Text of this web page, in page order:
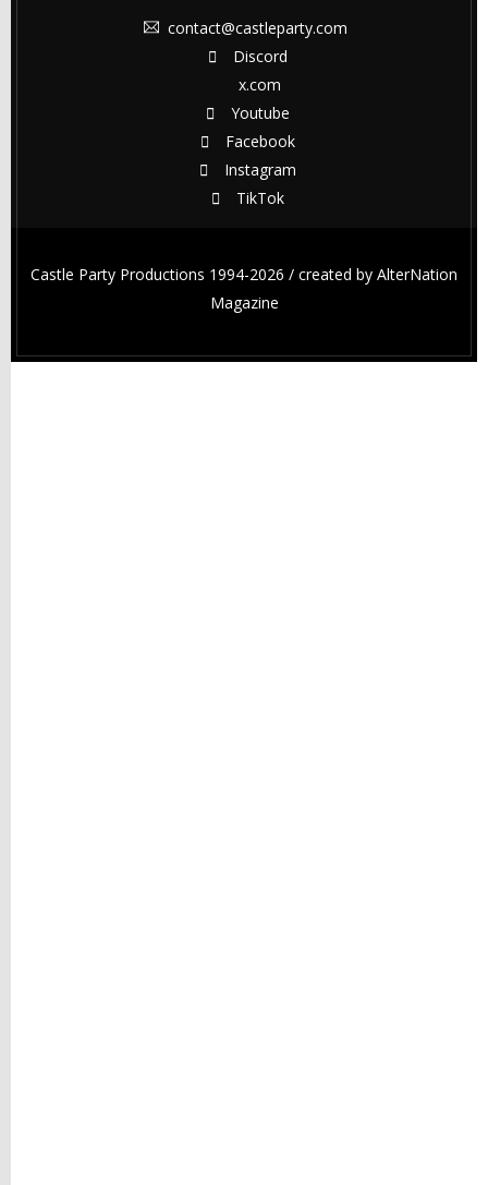
contact@castleparty.com
Discord
x.com
Youtube
Facebook
Instagram
TikTok
Castle Party Productions 1994-2026 / created by AlterNation
Magazine